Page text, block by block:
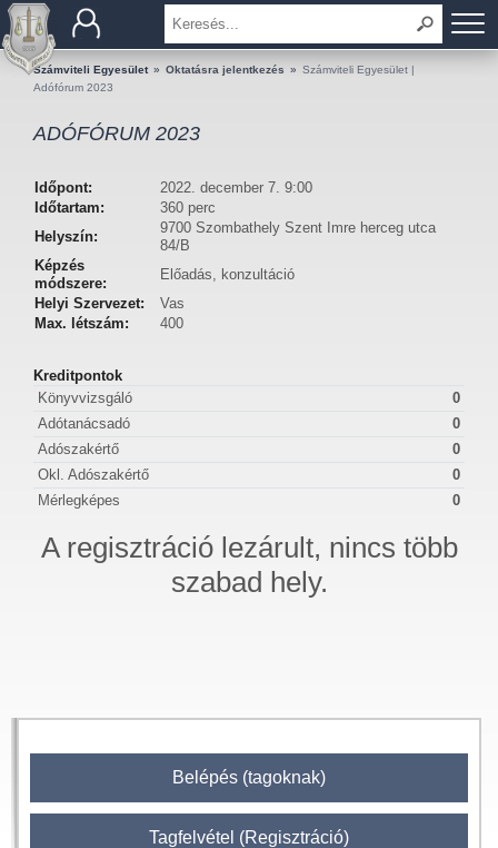
BEMUTATKOZÁS
TAGOK
OKTATÁS
KÉRDÉSEK ÉS VÁLASZOK
TUDÁSTÁR
KIADVÁNYOK
KAPCSOLAT
Számviteli Egyesület » Oktatásra jelentkezés » Számviteli Egyesület |
Adófórum 2023
ADÓFÓRUM 2023
Időpont:
2022. december 7. 9:00
Időtartam:
360 perc
Helyszín:
9700 Szombathely Szent Imre herceg utca
84/B
Képzés
módszere:
Előadás, konzultáció
Helyi Szervezet:
Vas
Max. létszám:
400
Kreditpontok
Könyvvizsgáló
0
Adótanácsadó
0
Adószakértő
0
Okl. Adószakértő
0
Mérlegképes
0
A regisztráció lezárult, nincs több
szabad hely.
Belépés (tagoknak)
Tagfelvétel (Regisztráció)